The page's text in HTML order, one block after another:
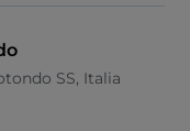
a caso la piazza
Porto Rotondo si
SS, Italia